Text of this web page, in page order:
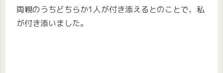
両親のうちどちらか1人が付き添えるとのことで、私
が付き添いました。